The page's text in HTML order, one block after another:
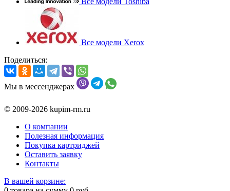
Все модели Xerox
Поделиться:
Мы в мессенджерах
© 2009-2026 kupim-rm.ru
О компании
Полезная информация
Покупка картриджей
Оставить заявку
Контакты
В вашей корзине: